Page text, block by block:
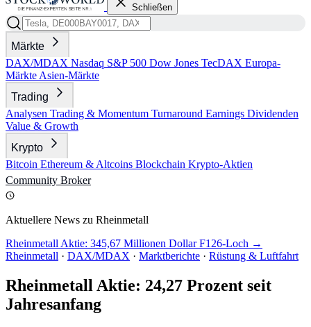
Schließen
Märkte
DAX/MDAX Nasdaq S&P 500 Dow Jones TecDAX Europa-
Märkte Asien-Märkte
Trading
Analysen Trading & Momentum Turnaround Earnings Dividenden
Value & Growth
Krypto
Bitcoin Ethereum & Altcoins Blockchain Krypto-Aktien
Community Broker
Aktuellere News zu Rheinmetall
Rheinmetall Aktie: 345,67 Millionen Dollar F126-Loch →
Rheinmetall · DAX/MDAX · Marktberichte · Rüstung & Luftfahrt
Rheinmetall Aktie: 24,27 Prozent seit
Jahresanfang